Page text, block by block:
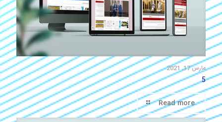
مارس 17, 2021
5
Read more